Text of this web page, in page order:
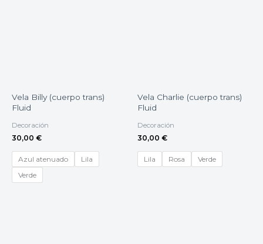
Vela Billy (cuerpo trans)
Fluid
Decoración
30,00 €
Azul atenuado
Lila
Verde
Vela Charlie (cuerpo trans)
Fluid
Decoración
30,00 €
Lila Rosa Verde